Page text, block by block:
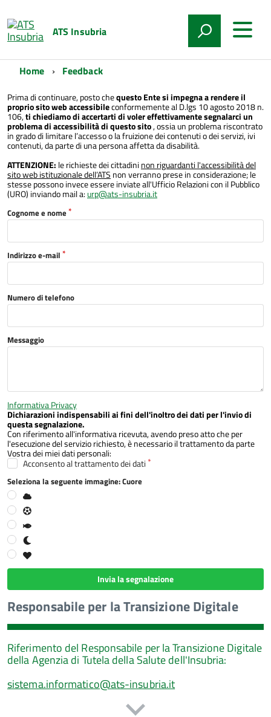
ATS Insubria
Home Feedback
Prima di continuare, posto chequesto Ente si impegna a rendere il
proprio sito web accessibileconformemente al D.lgs 10 agosto 2018 n.
106,ti chiediamo di accertarti di voler effettivamente segnalarci un
problema di accessibilità di questo sito, ossia un problema riscontrato
in grado di limitare l’accesso o la fruizione dei contenuti o dei servizi, ivi
contenuti, da parte di una persona affetta da disabilità.
ATTENZIONE: le richieste dei cittadini non riguardanti l'accessibilità del
sito web istituzionale dell’ATS non verranno prese in considerazione; le
stesse possono invece essere inviate all'Ufficio Relazioni con il Pubblico
(URO) inviando mail a:urp@ats-insubria.it
Cognome e nome
Indirizzo e-mail
Numero di telefono
Messaggio
Informativa Privacy
Dichiarazioni indispensabili ai fini dell'inoltro dei dati per l'invio di
questa segnalazione.
Con riferimento all'informativa ricevuta, avendo preso atto che per
l'esecuzione del servizio richiesto, è necessario il trattamento da parte
Vostra dei miei dati personali:
Acconsento al trattamento dei dati
Seleziona la seguente immagine: Cuore
Invia la segnalazione
Responsabile per la Transizione Digitale
Riferimento del Responsabile per la Transizione Digitale
della Agenzia di Tutela della Salute dell'Insubria:
sistema.informatico@ats-insubria.it